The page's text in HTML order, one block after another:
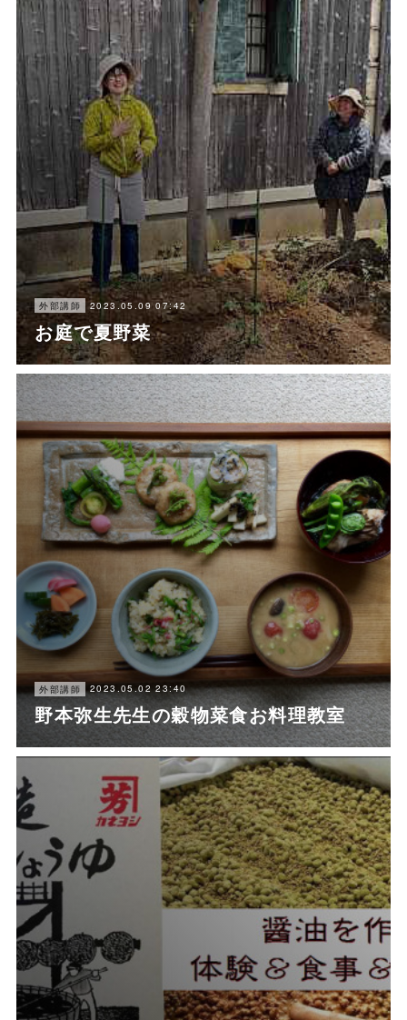
外部講師 2023.05.09 07:42
お庭で夏野菜
外部講師 2023.05.02 23:40
野本弥生先生の穀物菜食お料理教室